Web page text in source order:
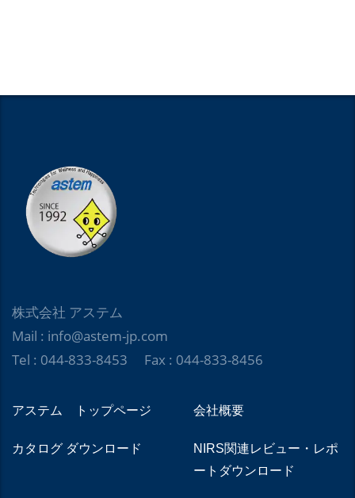
株式会社 アステム
Mail : info@astem-jp.com
Tel : 044-833-8453 Fax : 044-833-8456
アステム トップページ 会社概要
カタログ ダウンロード
NIRS関連レビュー・レポ
ートダウンロード